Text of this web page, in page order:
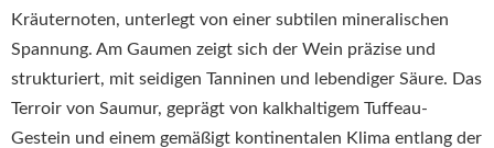
Kräuternoten, unterlegt von einer subtilen mineralischen
Spannung. Am Gaumen zeigt sich der Wein präzise und
strukturiert, mit seidigen Tanninen und lebendiger Säure. Das
Terroir von Saumur, geprägt von kalkhaltigem Tuffeau-
Gestein und einem gemäßigt kontinentalen Klima entlang der